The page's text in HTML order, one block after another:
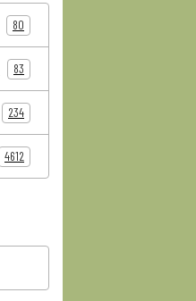
80
83
234
4612